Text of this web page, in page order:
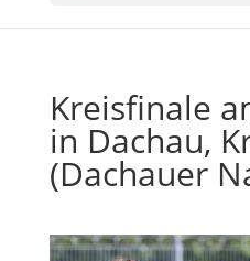
Kreisfinale
in Dachau,
(Dachauer